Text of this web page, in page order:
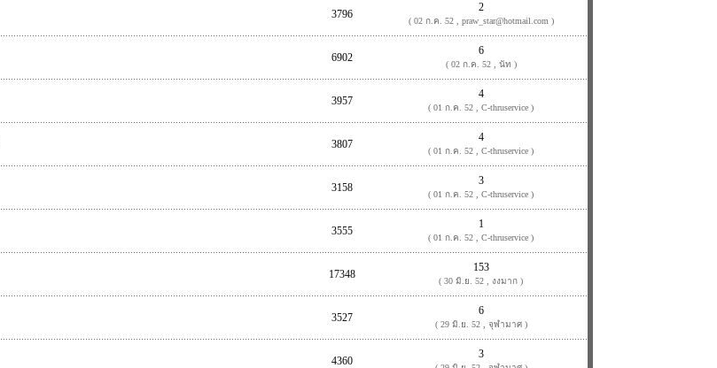
3796
2
( 02 ก.ค. 52 , praw_star@hotmail.com )
6902
6
( 02 ก.ค. 52 , นัท )
3957
4
( 01 ก.ค. 52 , C-thruservice )
3807
4
( 01 ก.ค. 52 , C-thruservice )
3158
3
( 01 ก.ค. 52 , C-thruservice )
3555
1
( 01 ก.ค. 52 , C-thruservice )
17348
153
( 30 มิ.ย. 52 , งงมาก )
3527
6
( 29 มิ.ย. 52 , จุฬามาศ )
4360
3